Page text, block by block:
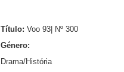
Título: Voo 93| Nº 300
Género:
Drama/História